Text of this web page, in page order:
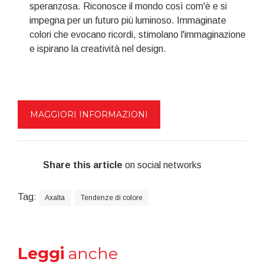
speranzosa. Riconosce il mondo così com'è e si
impegna per un futuro più luminoso. Immaginate
colori che evocano ricordi, stimolano l'immaginazione
e ispirano la creatività nel design.
MAGGIORI INFORMAZIONI
Share this article on social networks
Tag: Axalta Tendenze di colore
Leggi anche